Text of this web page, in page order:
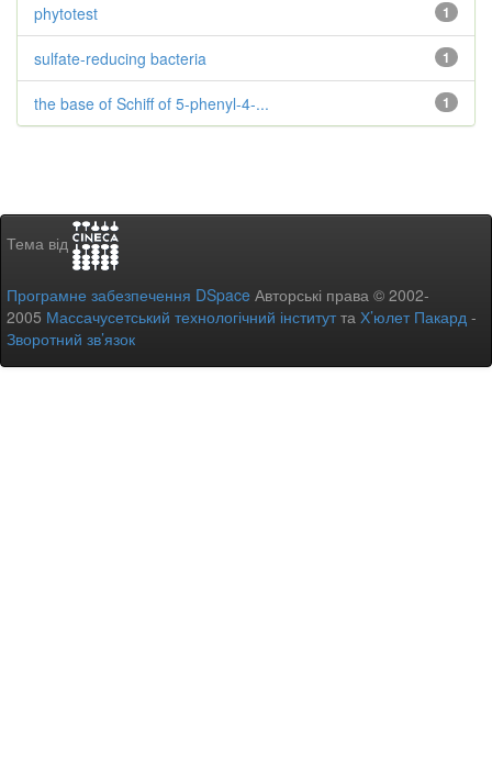
1
phytotest
1
sulfate-reducing bacteria
1
the base of Schiff of 5-phenyl-4-...
Тема від
Програмне забезпечення DSpace Авторські права © 2002-
2005 Массачусетський технологічний інститутта Х’юлет Пакард -
Зворотний зв’язок